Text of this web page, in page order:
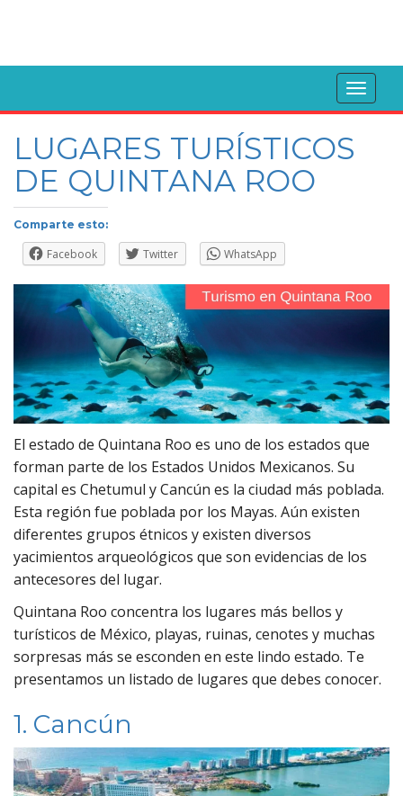
Toggle
LUGARES TURÍSTICOS
DE QUINTANA ROO
Comparte esto:
Facebook Twitter WhatsApp
El estado de Quintana Roo es uno de los estados que
forman parte de los Estados Unidos Mexicanos. Su
capital es Chetumul y Cancún es la ciudad más poblada.
Esta región fue poblada por los Mayas. Aún existen
diferentes grupos étnicos y existen diversos
yacimientos arqueológicos que son evidencias de los
antecesores del lugar.
Quintana Roo concentra los lugares más bellos y
turísticos de México, playas, ruinas, cenotes y muchas
sorpresas más se esconden en este lindo estado. Te
presentamos un listado de lugares que debes conocer.
1. Cancún